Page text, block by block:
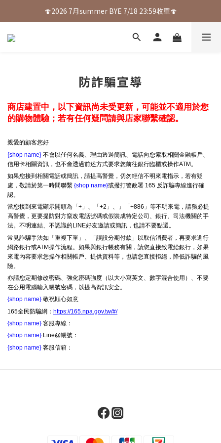
🍄2026 7月summer BYE 7/18 23:59收單🍄
防詐騙宣導
商店建置中，以下資訊尚未受更新，可能並不適用於您
的購物體驗；若有任何疑問請與店家聯繫確認。
親愛的顧客您好
{shop name} 不會以任何名義、理由透過簡訊、電話向您索取相關金融帳戶、
信用卡相關資訊，也不會透過前述方式要求您前往銀行臨櫃或操作ATM。
如果您接到相關電話或簡訊，請提高警覺，切勿輕信不明來電指示，若有疑
慮，敬請於第一時間聯繫 {shop name}或撥打警政署 165 反詐騙專線進行確
認。
當您接到來電顯示開頭為「+」、「+2」、」「+886」等不明來電，請務必提
高警覺，更要提防對方竄改電話號碼或假裝成特定公司、銀行、司法機關的手
法。不明連結、不認識的LINE好友邀請或簡訊，也請不要點選。
常見詐騙手法如「重複下單」、「誤設分期付款」以取信消費者，再要求進行
網路銀行或ATM操作流程。如果與銀行帳務有關，請您直接致電給銀行，如果
來電內容要求您操作相關帳戶、提供資料等，也請您直接拒絕，降低詐騙的風
險。
亦請您定期修改密碼、強化密碼強度（以大小寫英文、數字混合使用）、不要
在公用電腦輸入帳號密碼，以提高資訊安全。
{shop name} 敬祝順心如意
165全民防騙網： https://165.npa.gov.tw/#/
{shop name} 客服專線：
{shop name} Line@帳號：
{shop name} 客服信箱：